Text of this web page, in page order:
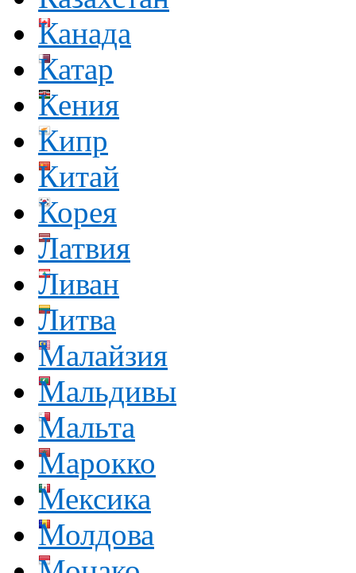
Канада
Катар
Кения
Кипр
Китай
Корея
Латвия
Ливан
Литва
Малайзия
Мальдивы
Мальта
Марокко
Мексика
Молдова